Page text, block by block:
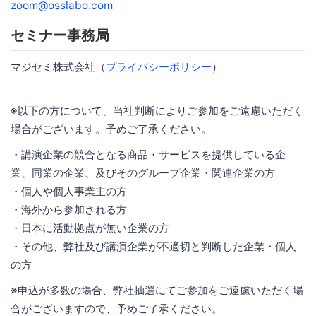
zoom@osslabo.com
セミナー事務局
マジセミ株式会社（プライバシーポリシー）
※以下の方について、当社判断によりご参加をご遠慮いただく
場合がございます。予めご了承ください。
・講演企業の競合となる商品・サービスを提供している企
業、同業の企業、及びそのグループ企業・関連企業の方
・個人や個人事業主の方
・海外から参加される方
・日本に活動拠点が無い企業の方
・その他、弊社及び講演企業が不適切と判断した企業・個人
の方
※申込が多数の場合、弊社抽選にてご参加をご遠慮いただく場
合がございますので、予めご了承ください。